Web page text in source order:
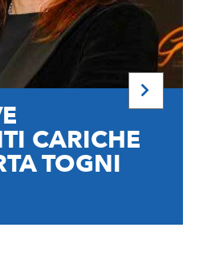
CARICHE
TOGNI